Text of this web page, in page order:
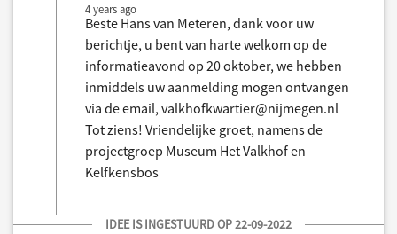
4 years ago
Beste Hans van Meteren, dank voor uw
berichtje, u bent van harte welkom op de
informatieavond op 20 oktober, we hebben
inmiddels uw aanmelding mogen ontvangen
via de email, valkhofkwartier@nijmegen.nl
Tot ziens! Vriendelijke groet, namens de
projectgroep Museum Het Valkhof en
Kelfkensbos
IDEE IS INGESTUURD OP 22-09-2022